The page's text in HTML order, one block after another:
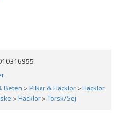
Beten >Pilkar & Häcklor>Häcklor
>Häcklor>Torsk/Sej